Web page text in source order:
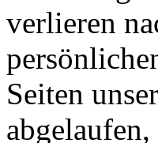
verlieren
Seiten